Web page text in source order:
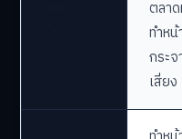
ตลา
ทำหน้
กระ
เสี่ยง